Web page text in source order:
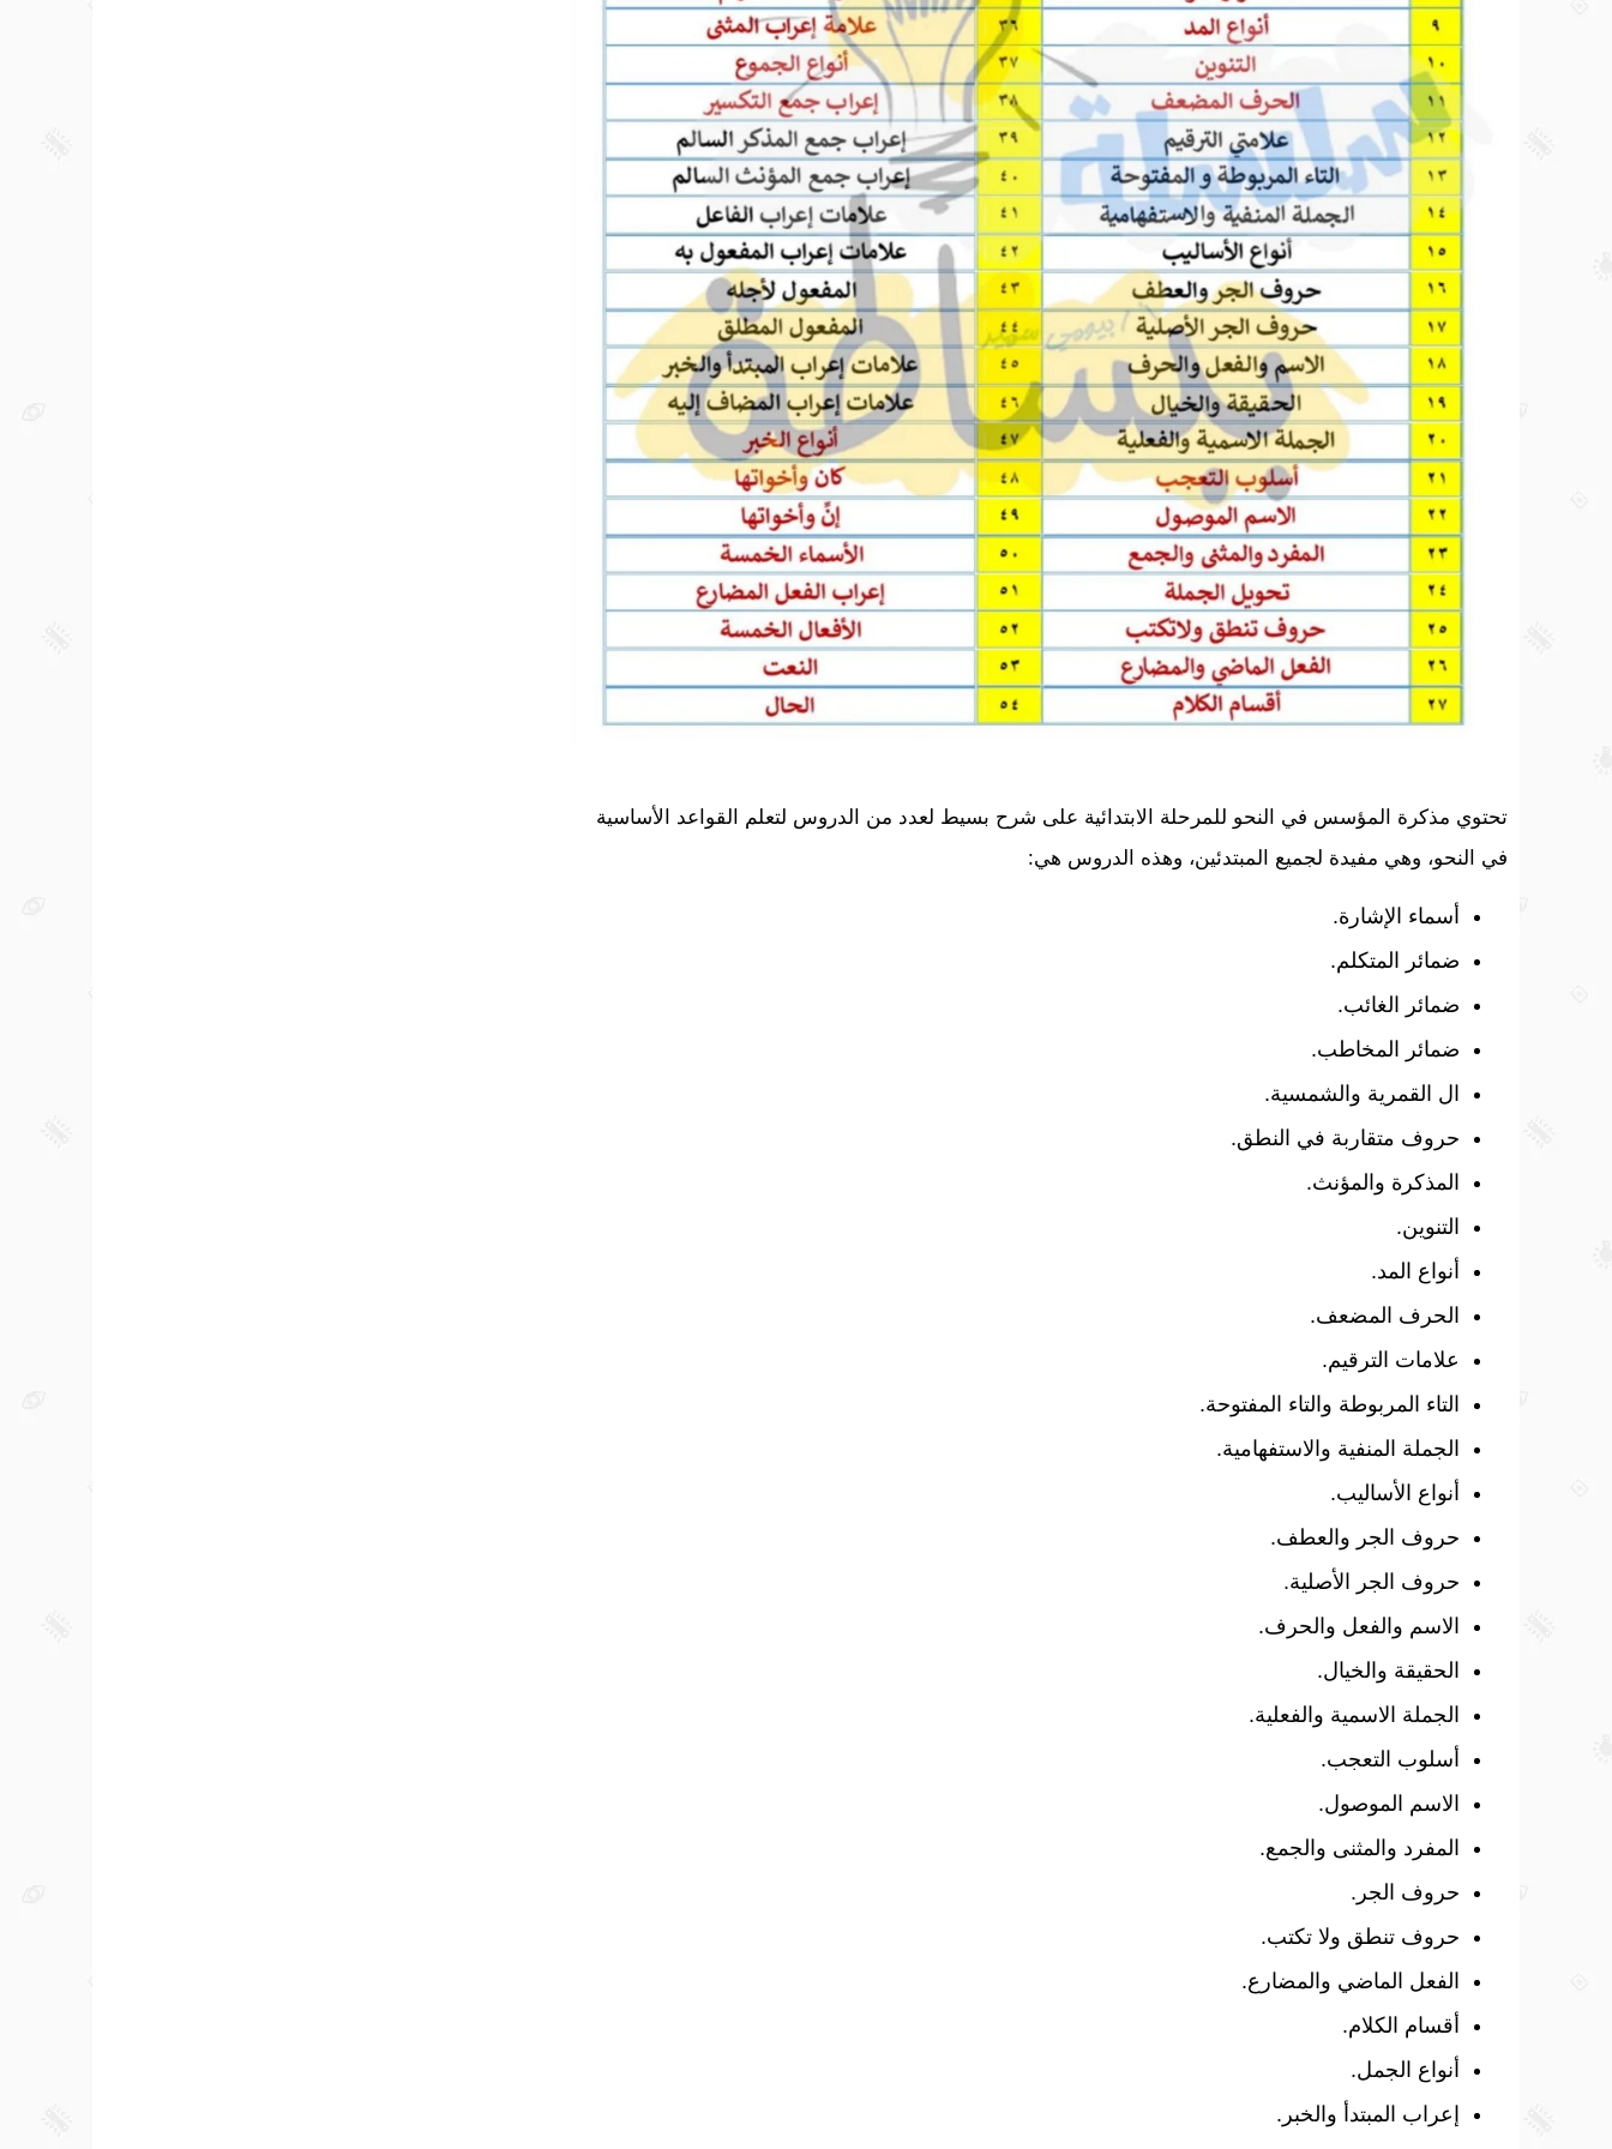
تحتوي مذكرة المؤسس في النحو للمرحلة الابتدائية على شرح بسيط لعدد من الدروس لتعلم القواعد الأساسية
في النحو، وهي مفيدة لجميع المبتدئين، وهذه الدروس هي:
أسماء الإشارة.
ضمائر المتكلم.
ضمائر الغائب.
ضمائر المخاطب.
ال القمرية والشمسية.
حروف متقاربة في النطق.
المذكرة والمؤنث.
التنوين.
أنواع المد.
الحرف المضعف.
علامات الترقيم.
التاء المربوطة والتاء المفتوحة.
الجملة المنفية والاستفهامية.
أنواع الأساليب.
حروف الجر والعطف.
حروف الجر الأصلية.
الاسم والفعل والحرف.
الحقيقة والخيال.
الجملة الاسمية والفعلية.
أسلوب التعجب.
الاسم الموصول.
المفرد والمثنى والجمع.
حروف الجر.
حروف تنطق ولا تكتب.
الفعل الماضي والمضارع.
أقسام الكلام.
أنواع الجمل.
إعراب المبتدأ والخبر.